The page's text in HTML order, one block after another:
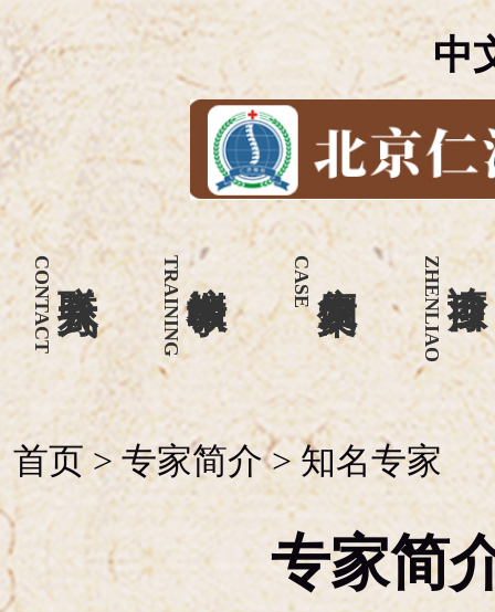
中
联系方式
CONTACT 培训教学
TRAINING 康复案例
CASE 诊疗项目
ZHENLIAO
首页>专家简介>知名专家
专家简